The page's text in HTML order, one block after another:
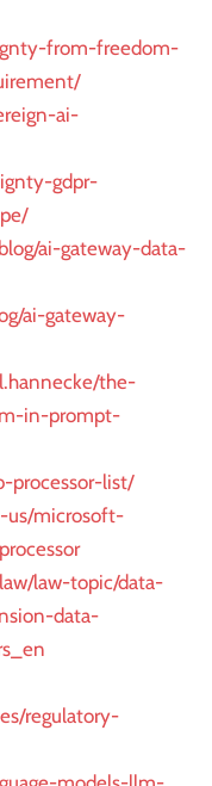
from-freedom-
ai-
gdpr-
ai-gateway-data-
ai-gateway-
the-
in-prompt-
processor-list/
us/microsoft-
law-topic/data-
data-
regulatory-